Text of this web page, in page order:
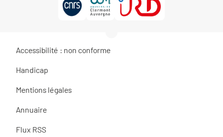
Accessibilité : non conforme
Handicap
Mentions légales
Annuaire
Flux RSS